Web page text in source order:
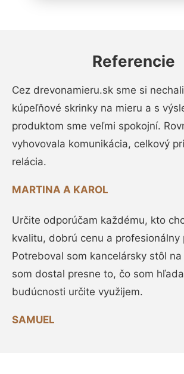
Referencie
Cez drevonamieru.sk sme si
kúpeľňové skrinky na mieru a s
produktom sme veľmi spokojní.
vyhovovala komunikácia, celkový
relácia.
MARTINA A KAROL
Určite odporúčam každému, kto
kvalitu, dobrú cenu a profesionálny
Potreboval som kancelársky stôl
som dostal presne to, čo som
budúcnosti určite využijem.
SAMUEL